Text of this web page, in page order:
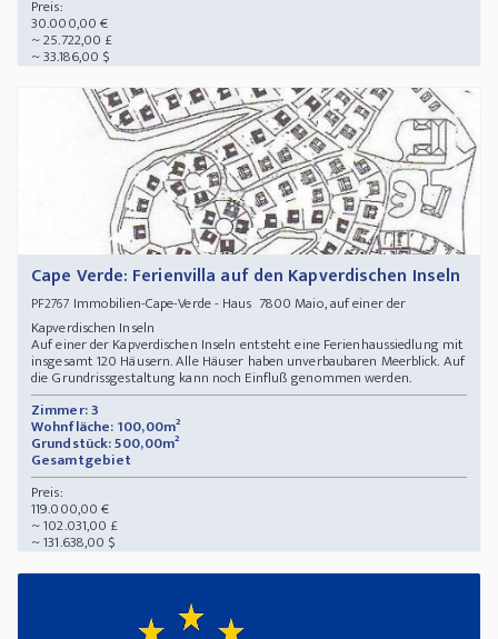
Preis:
30.000,00 €
~ 25.722,00 £
~ 33.186,00 $
Cape Verde: Ferienvilla auf den Kapverdischen Inseln
PF2767 Immobilien-Cape-Verde - Haus 7800 Maio, auf einer der
Kapverdischen Inseln
Auf einer der Kapverdischen Inseln entsteht eine Ferienhaussiedlung mit
insgesamt 120 Häusern. Alle Häuser haben unverbaubaren Meerblick. Auf
die Grundrissgestaltung kann noch Einfluß genommen werden.
Zimmer: 3
Wohnfläche: 100,00m²
Grundstück: 500,00m²
Gesamtgebiet
Preis:
119.000,00 €
~ 102.031,00 £
~ 131.638,00 $